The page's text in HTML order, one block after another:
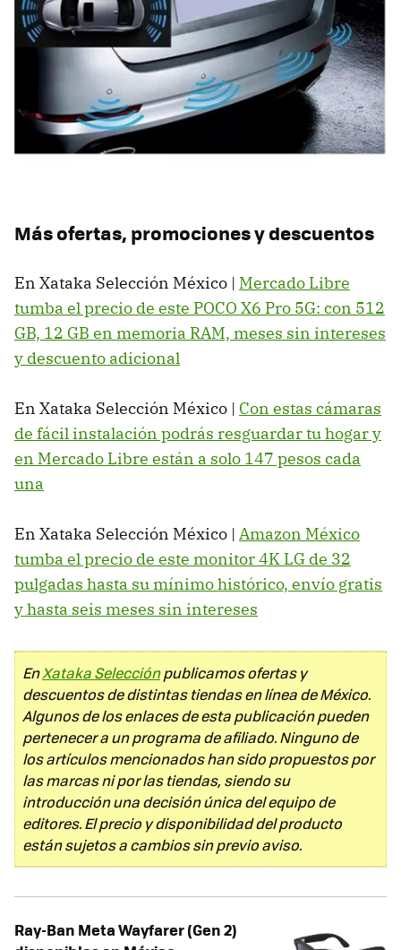
Más ofertas, promociones y descuentos
En Xataka Selección México | Mercado Libre
tumba el precio de este POCO X6 Pro 5G: con 512
GB, 12 GB en memoria RAM, meses sin intereses
y descuento adicional
En Xataka Selección México | Con estas cámaras
de fácil instalación podrás resguardar tu hogar y
en Mercado Libre están a solo 147 pesos cada
una
En Xataka Selección México | Amazon México
tumba el precio de este monitor 4K LG de 32
pulgadas hasta su mínimo histórico, envío gratis
y hasta seis meses sin intereses
EnXataka Selecciónpublicamos ofertas y
descuentos de distintas tiendas en línea de México.
Algunos de los enlaces de esta publicación pueden
pertenecer a un programa de afiliado. Ninguno de
los artículos mencionados han sido propuestos por
las marcas ni por las tiendas, siendo su
introducción una decisión única del equipo de
editores. El precio y disponibilidad del producto
están sujetos a cambios sin previo aviso.
Ray-Ban Meta Wayfarer (Gen 2)